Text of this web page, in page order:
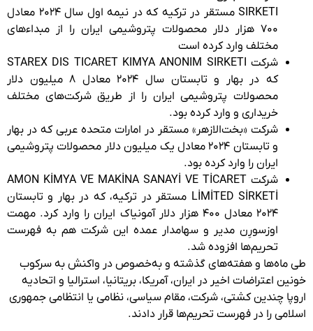
SIRKETI مستقر در ترکیه که در نیمه اول سال ۲۰۲۴ معادل
۷۰۰ هزار دلار محصولات پتروشیمی ایران را از مبداء‌های
مختلف وارد کرده است
شرکت STAREX DIS TICARET KIMYA ANONIM SIRKETI
که در بهار و تابستان سال ۲۰۲۴ معادل ۸ میلیون دلار
محصولات پتروشیمی ایران را از طریق شرکت‌های مختلف
خریداری و وارد کرده بود.
شرکت «بخت‌الازهر» مستقر در امارات متحده عربی که در بهار
و تابستان ۲۰۲۴ معادل یک میلیون دلار محصولات پتروشیمی
ایران را وارد کرده بود.
شرکت AMON KİMYA VE MAKİNA SANAYİ VE TİCARET
LİMİTED SİRKETİ مستقر در ترکیه، که در بهار و تابستان
۲۰۲۴ معادل ۴۰۰ هزار دلار آمونیاک ایران را وارد کرد. مهمت
اوزسورِن مدیر و سهامدار عمده این شرکت هم به فهرست
تحریم‌ها افزوده شد.
طی ماه‌ها و هفته‌های گذشته و به‌خصوص در واکنش به سرکوب
خونین اعتراضات اخیر در ایران، آمریکا، بریتانیا، استرالیا و اتحادیه
اروپا چندین کشتی، شرکت، مقام سیاسی، نظامی یا انتظامی جمهوری
اسلامی را در فهرست تحریم‌ها قرار دادند.